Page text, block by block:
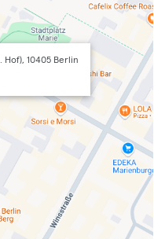
Hof), 10405 Berlin